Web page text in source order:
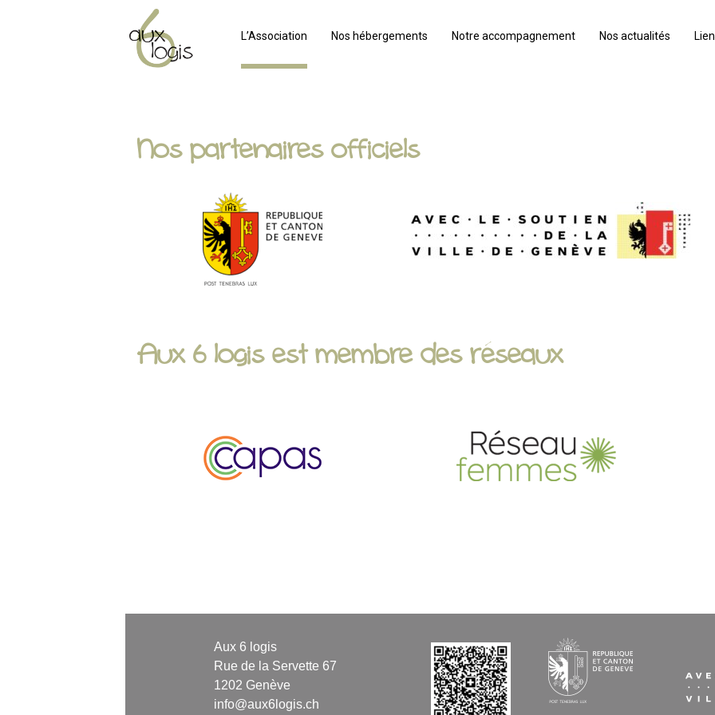
L’Association Nos hébergements Notre accompagnement Nos actualités
Nos partenaires officiels
Aux 6 logis est membre des réseaux
Aux 6 logis
Rue de la Servette 67
1202 Genève
info@aux6logis.ch